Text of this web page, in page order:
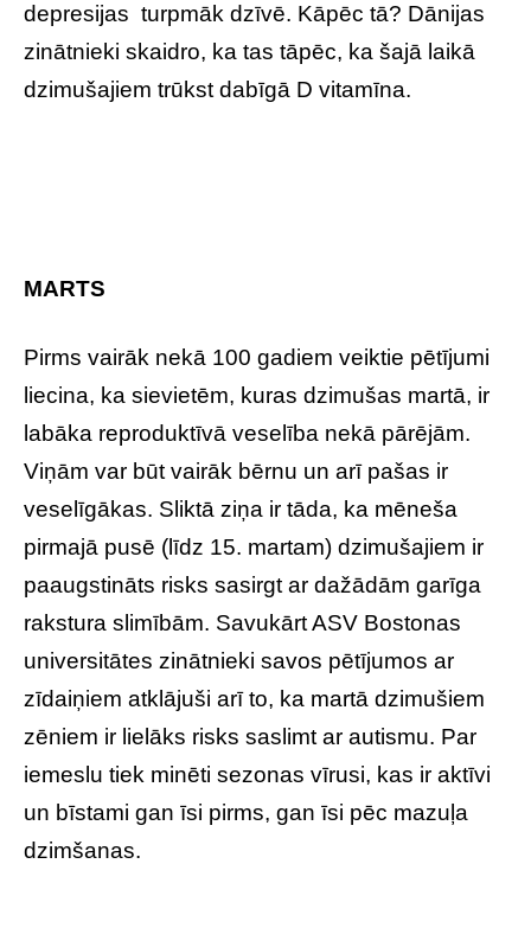
depresijas turpmāk dzīvē. Kāpēc tā? Dānijas
zinātnieki skaidro, ka tas tāpēc, ka šajā laikā
dzimušajiem trūkst dabīgā D vitamīna.
MARTS
Pirms vairāk nekā 100 gadiem veiktie pētījumi
liecina, ka sievietēm, kuras dzimušas martā, ir
labāka reproduktīvā veselība nekā pārējām.
Viņām var būt vairāk bērnu un arī pašas ir
veselīgākas. Sliktā ziņa ir tāda, ka mēneša
pirmajā pusē (līdz 15. martam) dzimušajiem ir
paaugstināts risks sasirgt ar dažādām garīga
rakstura slimībām. Savukārt ASV Bostonas
universitātes zinātnieki savos pētījumos ar
zīdaiņiem atklājuši arī to, ka martā dzimušiem
zēniem ir lielāks risks saslimt ar autismu. Par
iemeslu tiek minēti sezonas vīrusi, kas ir aktīvi
un bīstami gan īsi pirms, gan īsi pēc mazuļa
dzimšanas.